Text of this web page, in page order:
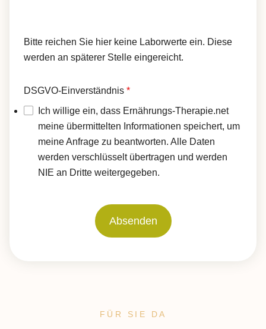
Bitte reichen Sie hier keine Laborwerte ein. Diese
werden an späterer Stelle eingereicht.
DSGVO-Einverständnis *
Ich willige ein, dass Ernährungs-Therapie.net
meine übermittelten Informationen speichert, um
meine Anfrage zu beantworten. Alle Daten
werden verschlüsselt übertragen und werden
NIE an Dritte weitergegeben.
Absenden
FÜR SIE DA